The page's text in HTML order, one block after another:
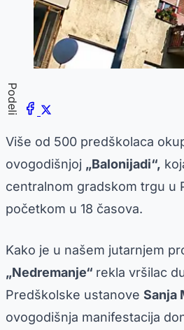
Podeli
Više od 500 predškolaca
ovogodišnjoj „Balonijadi“,
centralnom gradskom trgu u
početkom u 18 časova.
Kako je u našem jutarnjem
„Nedremanje“ rekla vršilac
Predškolske ustanove Sanja
ovogodišnja manifestacija